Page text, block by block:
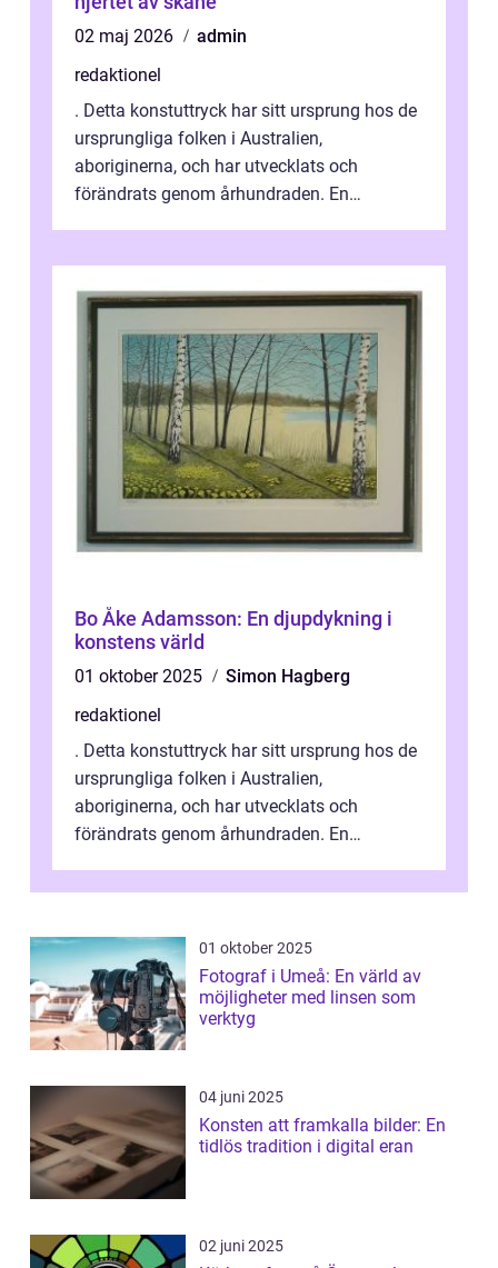
02 maj 2026
admin
redaktionel
. Detta konstuttryck har sitt ursprung hos de
ursprungliga folken i Australien,
aboriginerna, och har utvecklats och
förändrats genom århundraden. En
Bo Åke Adamsson: En djupdykning i
konstens värld
01 oktober 2025
Simon Hagberg
redaktionel
. Detta konstuttryck har sitt ursprung hos de
ursprungliga folken i Australien,
aboriginerna, och har utvecklats och
förändrats genom århundraden. En
”aborig...
01 oktober 2025
Fotograf i Umeå: En värld av
möjligheter med linsen som
verktyg
04 juni 2025
Konsten att framkalla bilder: En
tidlös tradition i digital eran
02 juni 2025